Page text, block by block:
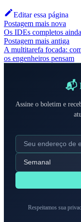
Editar essa página
Postagem mais nova
Os IDEs completos
Postagem mais antiga
A multitarefa focada:
os engenheiros pensam
📬
Assine o boletim e
Respeitamos sua